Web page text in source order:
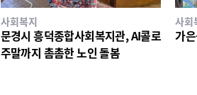
사회복지
문경시 흥덕종합사회복지관, AI콜로
주말까지 촘촘한 노인 돌봄
사회
가